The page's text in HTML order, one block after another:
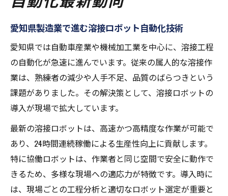
み
溶接自動化で作業標準化と品質安定を両立
溶接工程にロボット導入するメリット解説
溶接現場でのヒューマンエラー削減の実態
溶接自動化が人手不足解消に役立つ理由
溶接ロボット導入で進む自動化の第一歩
溶接自動化に不可欠なロボット選定基準
溶接ロボットの活用で投資効果を最大化
溶接自動化導入時に押さえるべきポイント
愛知県製造業で進む溶接ロボット自動化技術
愛知県では自動車産業や機械加工業を中心に、溶接工程
の自動化が急速に進んでいます。従来の属人的な溶接作
業は、熟練者の減少や人手不足、品質のばらつきという
課題がありました。その解決策として、溶接ロボットの
導入が現場で拡大しています。
最新の溶接ロボットは、高速かつ高精度な作業が可能で
あり、24時間連続稼働による生産性向上に貢献します。
特に協働ロボットは、作業者と同じ空間で安全に動作で
きるため、多様な現場への適応力が特徴です。導入時に
は、現場ごとの工程分析と適切なロボット選定が重要と